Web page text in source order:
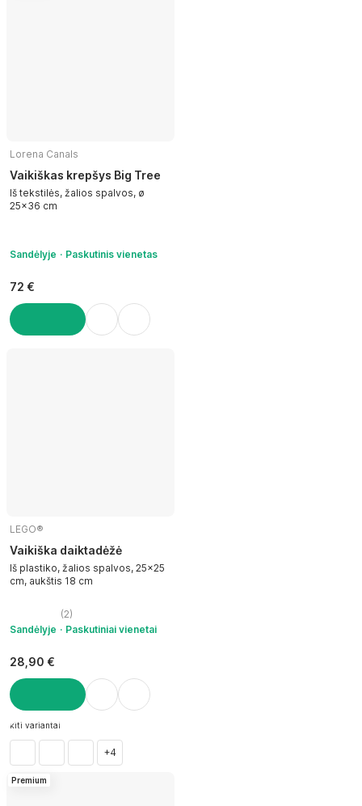
Lorena Canals
Vaikiškas krepšys Big Tree
Iš tekstilės, žalios spalvos, ø
25x36 cm
Sandėlyje Paskutinis vienetas
72 €
LEGO®
Vaikiška daiktadėžė
Iš plastiko, žalios spalvos, 25x25
cm, aukštis 18 cm
(2)
Sandėlyje
Paskutiniai vienetai
28,90 €
Į KREPŠELĮ
kiti variantai
+4
Premium